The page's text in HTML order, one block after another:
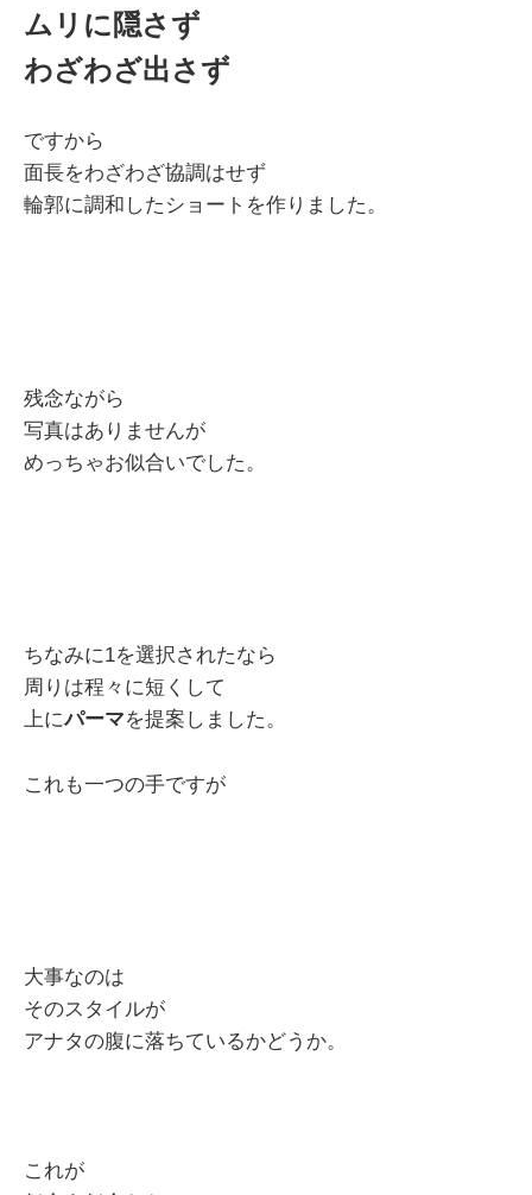
ムリに隠さず
わざわざ出さず
ですから
面長をわざわざ協調はせず
輪郭に調和したショートを作りました。
残念ながら
写真はありませんが
めっちゃお似合いでした。
ちなみに1を選択されたなら
周りは程々に短くして
上にパーマを提案しました。
これも一つの手ですが
大事なのは
そのスタイルが
アナタの腹に落ちているかどうか。
これが